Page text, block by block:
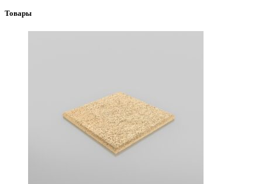
Товары